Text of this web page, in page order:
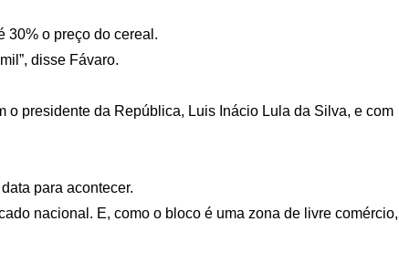
30% o preço do cereal.
disse Fávaro.
o presidente da República, Luis Inácio Lula da Silva, e com
para acontecer.
nacional. E, como o bloco é uma zona de livre comércio,